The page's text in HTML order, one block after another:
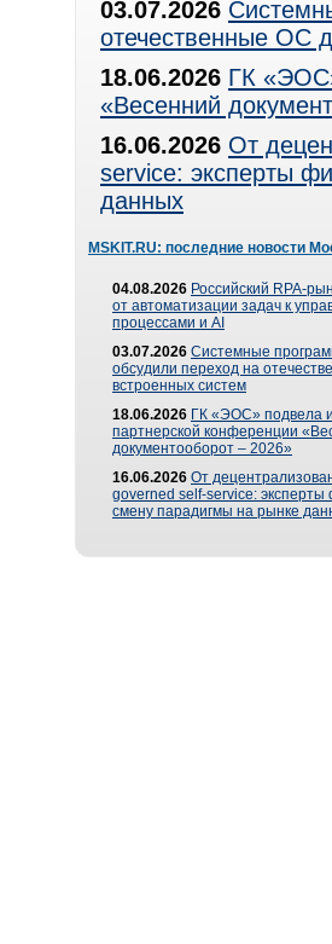
03.07.2026
отечественные ОС
18.06.2026 ГК
«Весенний
16.06.2026 От
service: эксперты
данных
MSKIT.RU: последние новости
04.08.2026 Российский RPA-
от автоматизации задач к
процессами и AI
03.07.2026 Системные
обсудили переход на
встроенных систем
18.06.2026 ГК «ЭОС» подвела
партнерской конференции
документооборот – 2026»
16.06.2026 От
governed self-service: эксперты
смену парадигмы на рынке